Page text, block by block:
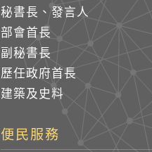
秘書長、發言人
部會首長
副秘書長
歷任政府首長
建築及史料
便民服務